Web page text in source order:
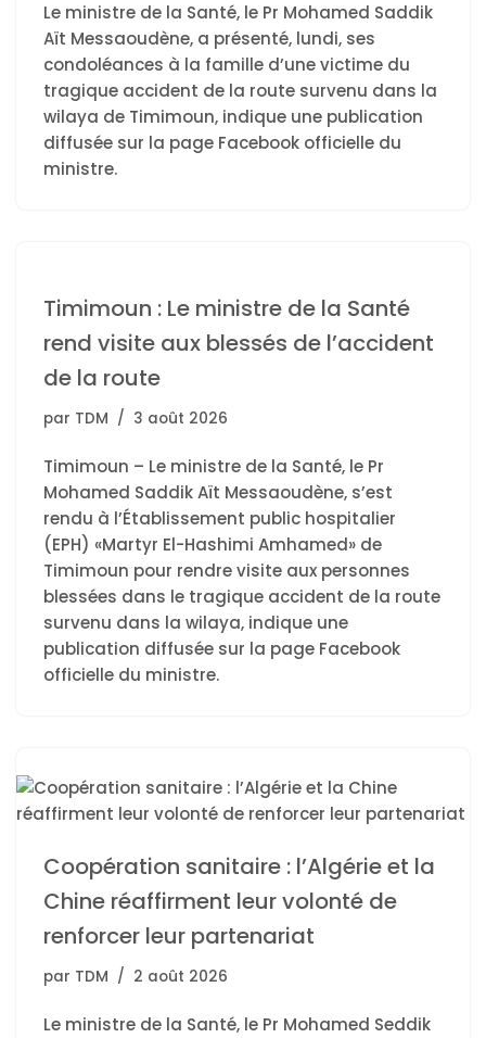
Le ministre de la Santé, le Pr Mohamed Saddik
Aït Messaoudène, a présenté, lundi, ses
condoléances à la famille d’une victime du
tragique accident de la route survenu dans la
wilaya de Timimoun, indique une publication
diffusée sur la page Facebook officielle du
ministre.
Timimoun : Le ministre de la Santé
rend visite aux blessés de l’accident
de la route
par TDM 3 août 2026
Timimoun – Le ministre de la Santé, le Pr
Mohamed Saddik Aït Messaoudène, s’est
rendu à l’Établissement public hospitalier
(EPH) «Martyr El-Hashimi Amhamed» de
Timimoun pour rendre visite aux personnes
blessées dans le tragique accident de la route
survenu dans la wilaya, indique une
publication diffusée sur la page Facebook
officielle du ministre.
Coopération sanitaire : l’Algérie et la
Chine réaffirment leur volonté de
renforcer leur partenariat
par TDM 2 août 2026
Le ministre de la Santé, le Pr Mohamed Seddik